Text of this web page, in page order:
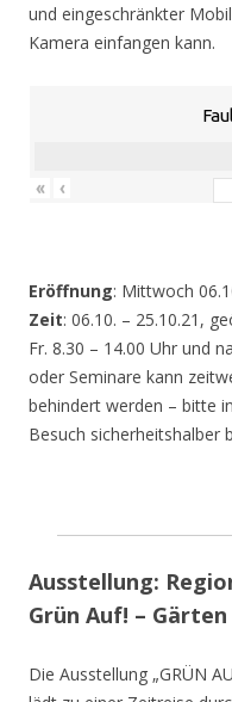
und eingeschränkter
Kamera einfangen kann.
« ‹
Eröffnung: Mittwoch
Zeit: 06.10. – 25.10.21,
Fr. 8.30 – 14.00 Uhr und
oder Seminare kann
behindert werden – bitte
Besuch sicherheitshalber
Ausstellung:
Grün Auf! –
Die Ausstellung „GRÜN